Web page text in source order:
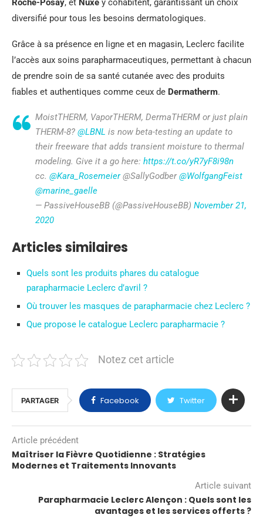
Roche-Posay, et Nuxe y cohabitent, garantissant un choix
diversifié pour tous les besoins dermatologiques.
Grâce à sa présence en ligne et en magasin, Leclerc facilite
l’accès aux soins parapharmaceutiques, permettant à chacun
de prendre soin de sa santé cutanée avec des produits
fiables et authentiques comme ceux de Dermatherm.
MoistTHERM, VaporTHERM, DermaTHERM or just plain
THERM-8? @LBNL is now beta-testing an update to
their freeware that adds transient moisture to thermal
modeling. Give it a go here: https://t.co/yR7yF8i98n
cc. @Kara_Rosemeier@SallyGodber@WolfgangFeist
@marine_gaelle
— PassiveHouseBB (@PassiveHouseBB) November 21,
2020
Articles similaires
Quels sont les produits phares du catalogue
parapharmacie Leclerc d’avril ?
Où trouver les masques de parapharmacie chez Leclerc ?
Que propose le catalogue Leclerc parapharmacie ?
Notez cet article
PARTAGER Facebook Twitter
Article précédent
Maîtriser la Fièvre Quotidienne : Stratégies
Modernes et Traitements Innovants
Article suivant
Parapharmacie Leclerc Alençon : Quels sont les
avantages et les services offerts ?